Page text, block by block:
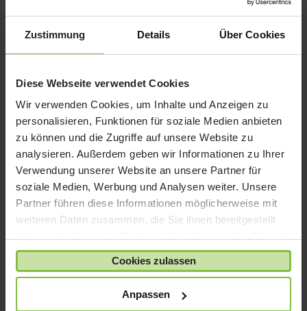
Zustimmung Details Über Cookies
Diese Webseite verwendet Cookies
Wir verwenden Cookies, um Inhalte und Anzeigen zu
personalisieren, Funktionen für soziale Medien anbieten
zu können und die Zugriffe auf unsere Website zu
analysieren. Außerdem geben wir Informationen zu Ihrer
Verwendung unserer Website an unsere Partner für
soziale Medien, Werbung und Analysen weiter. Unsere
Partner führen diese Informationen möglicherweise mit
weiteren Daten zusammen, die Sie ihnen bereitgestellt
gesammelt haben.
Cookies zulassen
Anpassen
iPad mini
iPad Pro
iPhone 6
iPhone SE
iPhone X
iPod nano
iPod shuffle
iPod touch
Kabel & Adapter
Kopfhörer
Lightning